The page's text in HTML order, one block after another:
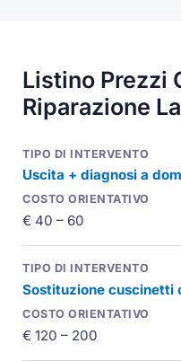
Listino Prezzi
Riparazione
Uscita + diagnosi a
€ 40 – 60
Sostituzione cuscinetti
€ 120 – 200